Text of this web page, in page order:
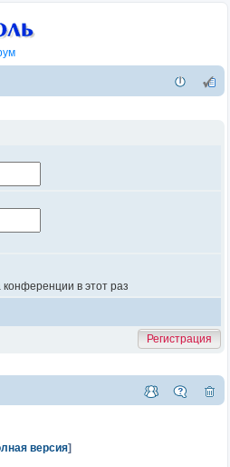
в этот раз
Регистрация
версия]